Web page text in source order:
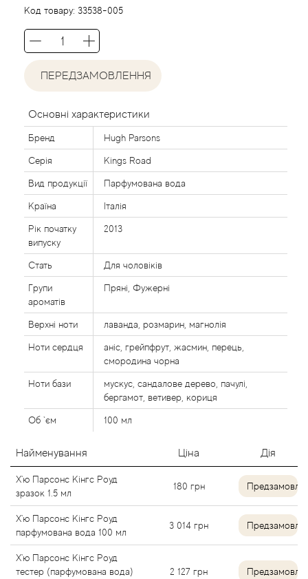
Код товару: 33538-005
ПЕРЕДЗАМОВЛЕННЯ
Основні характеристики
Бренд Hugh Parsons
Серія Kings Road
Вид продукції Парфумована вода
Країна Італія
Рік початку
випуску
2013
Стать Для чоловіків
Групи
ароматів
Пряні, Фужерні
Верхні ноти лаванда, розмарин, магнолія
Ноти сердця
аніс, грейпфрут, жасмин, перець,
смородина чорна
Ноти бази
мускус, сандалове дерево, пачулі,
бергамот, ветивер, кориця
Об `єм 100 мл
Найменування Ціна Дія
Х'ю Парсонс Кінгс Роуд
зразок 1.5 мл
180 грн
Х'ю Парсонс Кінгс Роуд
парфумована вода 100 мл
3 014 грн
Х'ю Парсонс Кінгс Роуд
тестер (парфумована вода)
2 127 грн
Agent Provocateur
Agonist
Aigner
Aj Arabia (Widian)
Ajmal
Al Haramain
Al Jazeera
Alaia Paris
Alexander McQueen
Alexandre Barthet
Alyssa Ashley
American Crew
Amouage
Amouroud